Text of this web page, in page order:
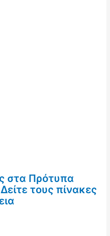
στα Πρότυπα
τους πίνακες